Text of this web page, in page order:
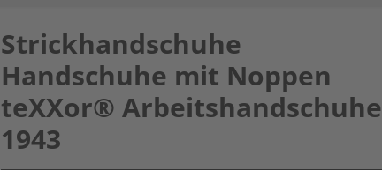
Strickhandschuhe
Handschuhe mit Noppen
teXXor® Arbeitshandschuhe
1943